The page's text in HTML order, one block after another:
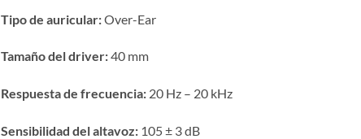
Tipo de auricular:Over-Ear
Tamaño del driver:40 mm
Respuesta de frecuencia: 20 Hz – 20 kHz
Sensibilidad del altavoz: 105 ± 3 dB